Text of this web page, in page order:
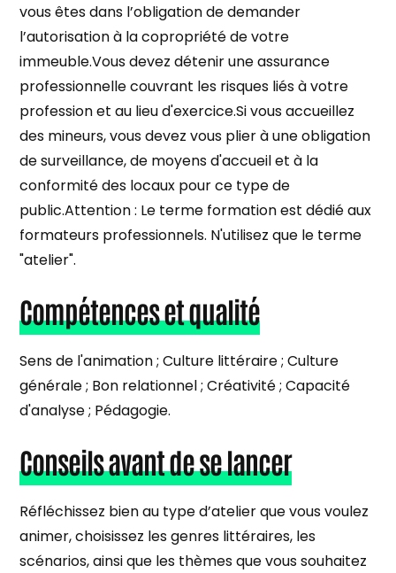
vous êtes dans l’obligation de demander
l’autorisation à la copropriété de votre
immeuble.Vous devez détenir une assurance
professionnelle couvrant les risques liés à votre
profession et au lieu d'exercice.Si vous accueillez
des mineurs, vous devez vous plier à une obligation
de surveillance, de moyens d'accueil et à la
conformité des locaux pour ce type de
public.Attention : Le terme formation est dédié aux
formateurs professionnels. N'utilisez que le terme
"atelier".
Compétences et qualité
Sens de l'animation ; Culture littéraire ; Culture
générale ; Bon relationnel ; Créativité ; Capacité
d'analyse ; Pédagogie.
Conseils avant de se lancer
Réfléchissez bien au type d’atelier que vous voulez
animer, choisissez les genres littéraires, les
scénarios, ainsi que les thèmes que vous souhaitez